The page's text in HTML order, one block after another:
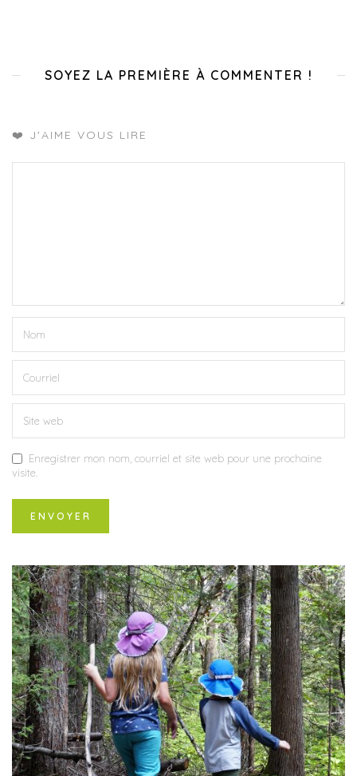
SOYEZ LA PREMIÈRE À COMMENTER !
❤️ J'AIME VOUS LIRE
Enregistrer mon nom, courriel et site web pour une prochaine
visite.